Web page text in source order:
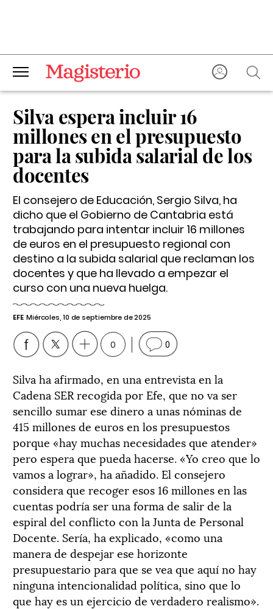
Silva espera incluir 16
millones en el presupuesto
para la subida salarial de los
docentes
El consejero de Educación, Sergio Silva, ha
dicho que el Gobierno de Cantabria está
trabajando para intentar incluir 16 millones
de euros en el presupuesto regional con
destino a la subida salarial que reclaman los
docentes y que ha llevado a empezar el
curso con una nueva huelga.
EFE Miércoles, 10 de septiembre de 2025
0 0
Silva ha afirmado, en una entrevista en la
Cadena SER recogida por Efe, que no va ser
sencillo sumar ese dinero a unas nóminas de
415 millones de euros en los presupuestos
porque «hay muchas necesidades que atender»
pero espera que pueda hacerse. «Yo creo que lo
vamos a lograr», ha añadido. El consejero
considera que recoger esos 16 millones en las
cuentas podría ser una forma de salir de la
espiral del conflicto con la Junta de Personal
Docente. Sería, ha explicado, «como una
manera de despejar ese horizonte
presupuestario para que se vea que aquí no hay
ninguna intencionalidad política, sino que lo
que hay es un ejercicio de verdadero realismo».